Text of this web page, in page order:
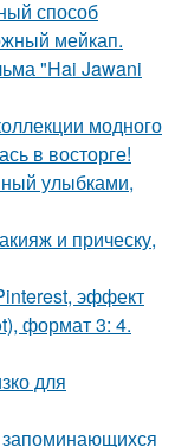
способ
мейкап.
"Hai Jawani
модного
в восторге!
улыбками,
и прическу,
эффект
формат 3: 4.
для